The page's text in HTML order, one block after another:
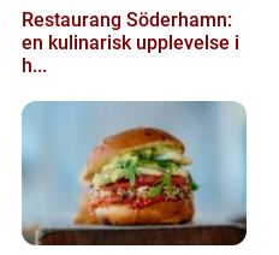
Restaurang Söderhamn:
en kulinarisk upplevelse i
h...